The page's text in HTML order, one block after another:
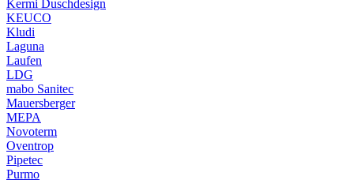
Kermi Duschdesign
KEUCO
Kludi
Laguna
Laufen
LDG
mabo Sanitec
Mauersberger
MEPA
Novoterm
Oventrop
Pipetec
Purmo